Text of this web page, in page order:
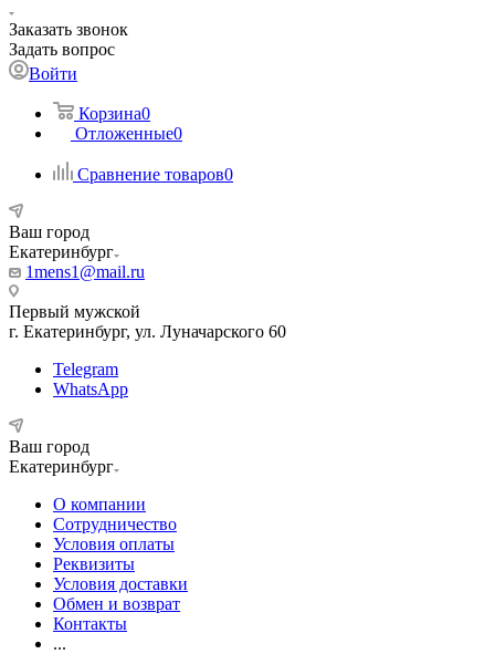
Заказать звонок
Задать вопрос
Войти
Корзина0
Отложенные0
Сравнение товаров0
Ваш город
Екатеринбург
1mens1@mail.ru
Первый мужской
г. Екатеринбург, ул. Луначарского 60
Telegram
WhatsApp
Ваш город
Екатеринбург
О компании
Сотрудничество
Условия оплаты
Реквизиты
Условия доставки
Обмен и возврат
Контакты
...